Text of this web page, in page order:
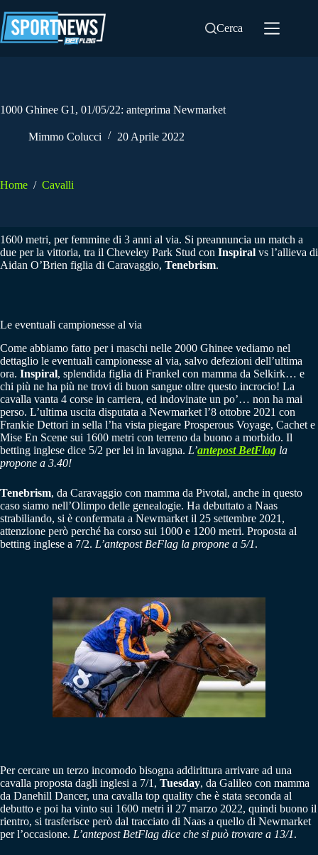
al
contenuto
Cerca
1000 Ghinee G1, 01/05/22: anteprima Newmarket
Mimmo Colucci 20 Aprile 2022
Home / Cavalli
1600 metri, per femmine di 3 anni al via. Si preannuncia un match a
due per la vittoria, tra il Cheveley Park Stud con Inspiral vs l’allieva di
Aidan O’Brien figlia di Caravaggio, Tenebrism.
Le eventuali campionesse al via
Come abbiamo fatto per i maschi nelle 2000 Ghinee vediamo nel
dettaglio le eventuali campionesse al via, salvo defezioni dell’ultima
ora. Inspiral, splendida figlia di Frankel con mamma da Selkirk… e
chi più ne ha più ne trovi di buon sangue oltre questo incrocio! La
cavalla vanta 4 corse in carriera, ed indovinate un po’… non ha mai
perso. L’ultima uscita disputata a Newmarket l’8 ottobre 2021 con
Frankie Dettori in sella l’ha vista piegare Prosperous Voyage, Cachet e
Mise En Scene sui 1600 metri con terreno da buono a morbido. Il
betting inglese dice 5/2 per lei in lavagna. L’antepost BetFlag la
propone a 3.40!
Tenebrism, da Caravaggio con mamma da Pivotal, anche in questo
caso siamo nell’Olimpo delle genealogie. Ha debuttato a Naas
strabiliando, si è confermata a Newmarket il 25 settembre 2021,
attenzione però perché ha corso sui 1000 e 1200 metri. Proposta al
betting inglese a 7/2. L’antepost BeFlag la propone a 5/1.
Per cercare un terzo incomodo bisogna addirittura arrivare ad una
cavalla proposta dagli inglesi a 7/1, Tuesday, da Galileo con mamma
da Danehill Dancer, una cavalla top quality che è stata seconda al
debutto e poi ha vinto sui 1600 metri il 27 marzo 2022, quindi buono il
rientro, si trasferisce però dal tracciato di Naas a quello di Newmarket
per l’occasione. L’antepost BetFlag dice che si può trovare a 13/1.